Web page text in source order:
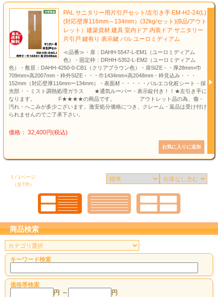
PAL サニタリー用片引戸セット/左引き手 EM-H2-24(L)
(対応壁厚116mm～134mm）(32kg/セット)(B品/アウト
レット）建築資材 建具 室内ドア 内装ドア サニタリー
片引戸 鍵有り 表示鍵 パル ユーロミディアム
≪品番≫・扉：DAHH-5547-L-EM1（ユーロミディアム
色）・固定枠：DRHH-5352-L-EM2（ユーロミディアム
色）・敷居：DAHH-4250-0-CB1（クリアブラウン色）・扉SIZE・・厚28mm×巾
709mm×高2007mm・枠外SIZE・・・巾1434mm×高2048mm・枠見込み・・・
152mm（対応壁厚116mmー134mm）・表面材・・・・・パルエコ化粧シート・採
光部・・ミスト調熱処理ガラス ★通気ルーバー・表示錠付き！！★左引き手に
なります。 F★★★★の商品です。 アウトレット品の為、傷・
汚れ・へこみが多少ございます。激安処分価格につき、クレーム・返品は受け付け
られませんのでご了承下さい。
価格： 32,400円(税込)
1 / 1ページ
（全7件）
商品検索
キーワード検索
価格帯検索
円 ～ 円